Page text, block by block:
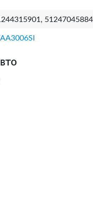
51247045884